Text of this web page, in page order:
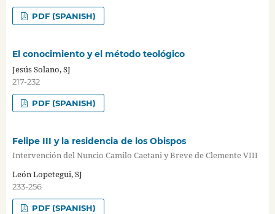
PDF (SPANISH)
El conocimiento y el método teológico
Jesús Solano, SJ
217-232
PDF (SPANISH)
Felipe III y la residencia de los Obispos
Intervención del Nuncio Camilo Caetani y Breve de Clemente VIII
León Lopetegui, SJ
233-256
PDF (SPANISH)